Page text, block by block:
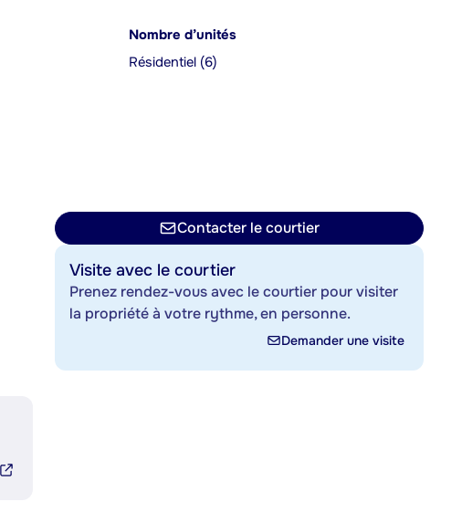
Nombre d’unités
Résidentiel (6)
Contacter le courtier
Visite avec le courtier
Prenez rendez-vous avec le courtier pour visiter
la propriété à votre rythme, en personne.
Demander une visite